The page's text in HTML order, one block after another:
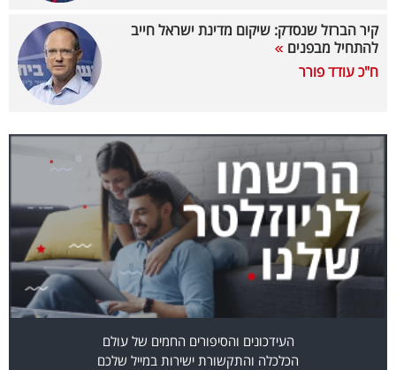
ניוזלטרים
מייל
אדום
קיר הברזל שנסדק: שיקום מדינת ישראל חייב
להתחיל מבפנים
ח"כ עודד פורר
העידכונים והסיפורים החמים של עולם
הכלכלה והתקשורת ישירות במייל שלכם